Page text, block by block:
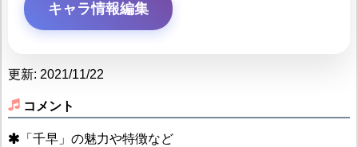
キャラ情報編集
更新: 2021/11/22
コメント
「千早」の魅力や特徴など